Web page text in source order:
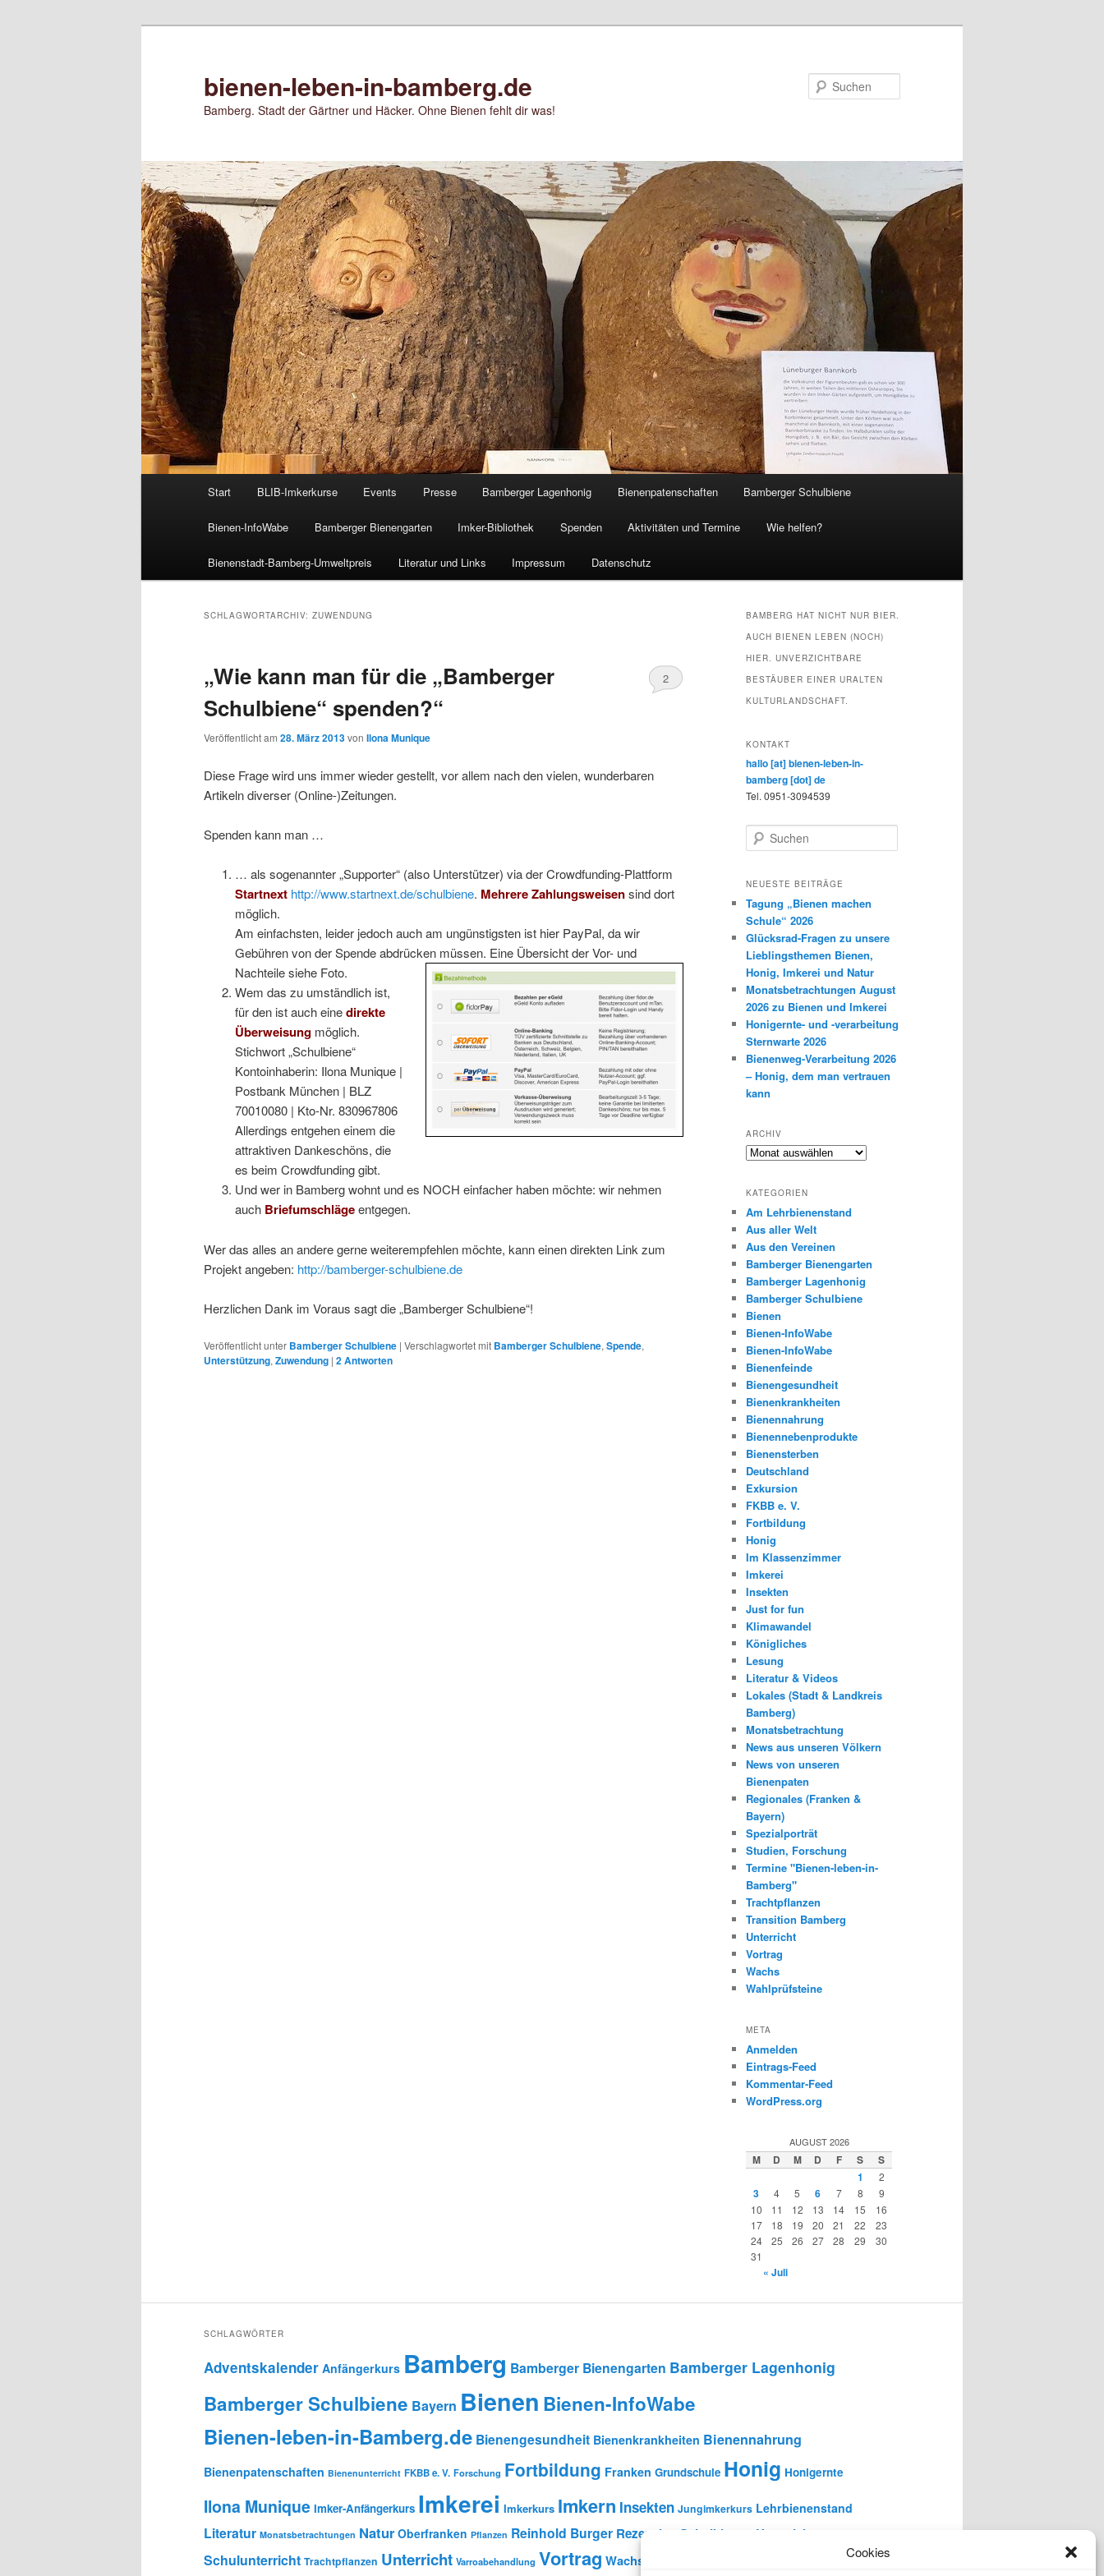
Cookies
bienen-leben-in-bamberg.de
Bamberg. Stadt der Gärtner und Häcker. Ohne Bienen fehlt dir was!
Start BLIB-Imkerkurse Events Presse Bamberger Lagenhonig Bienenpatenschaften Bamberger Schulbiene
Bienen-InfoWabe Bamberger Bienengarten Imker-Bibliothek Spenden Aktivitäten und Termine Wie helfen?
Bienenstadt-Bamberg-Umweltpreis Literatur und Links Impressum Datenschutz
SCHLAGWORTARCHIV: ZUWENDUNG
„Wie kann man für die „Bamberger
Schulbiene“ spenden?“
Veröffentlicht am 28. März 2013von Ilona Munique
2
Diese Frage wird uns immer wieder gestellt, vor allem nach den vielen, wunderbaren
Artikeln diverser (Online-)Zeitungen.
Spenden kann man …
… als sogenannter „Supporter“ (also Unterstützer) via der Crowdfunding-Plattform
Startnext http://www.startnext.de/schulbiene. Mehrere Zahlungsweisensind dort
möglich.
Am einfachsten, leider jedoch auch am ungünstigsten ist hier PayPal, da wir
Gebühren von der Spende abdrücken müssen. Eine Übersicht der Vor- und
Nachteile siehe Foto.
Wem das zu umständlich ist,
für den ist auch einedirekte
Überweisungmöglich.
Stichwort „Schulbiene“
Kontoinhaberin: Ilona Munique |
Postbank München | BLZ
70010080 | Kto-Nr. 830967806
Allerdings entgehen einem die
attraktiven Dankeschöns, die
es beim Crowdfunding gibt.
Und wer in Bamberg wohnt und es NOCH einfacher haben möchte: wir nehmen
auchBriefumschlägeentgegen.
Wer das alles an andere gerne weiterempfehlen möchte, kann einen direkten Link zum
Projekt angeben: http://bamberger-schulbiene.de
Herzlichen Dank im Voraus sagt die „Bamberger Schulbiene“!
Veröffentlicht unter Bamberger Schulbiene | Verschlagwortet mit Bamberger Schulbiene,Spende,
Unterstützung,Zuwendung | 2Antworten
BAMBERG HAT NICHT NUR BIER.
AUCH BIENEN LEBEN (NOCH)
HIER. UNVERZICHTBARE
BESTÄUBER EINER URALTEN
KULTURLANDSCHAFT.
KONTAKT
hallo [at] bienen-leben-in-
bamberg [dot] de
Tel. 0951-3094539
u
h
n
NEUESTE BEITRÄGE
Tagung „Bienen machen
Schule“ 2026
Glücksrad-Fragen zu unsere
Lieblingsthemen Bienen,
Honig, Imkerei und Natur
Monatsbetrachtungen August
2026 zu Bienen und Imkerei
Honigernte- und -verarbeitung
Sternwarte 2026
Bienenweg-Verarbeitung 2026
– Honig, dem man vertrauen
kann
ARCHIV
Archiv
KATEGORIEN
Am Lehrbienenstand
Aus aller Welt
Aus den Vereinen
Bamberger Bienengarten
Bamberger Lagenhonig
Bamberger Schulbiene
Bienen
Bienen-InfoWabe
Bienen-InfoWabe
Bienenfeinde
Bienengesundheit
Bienenkrankheiten
Bienennahrung
Bienennebenprodukte
Bienensterben
Deutschland
Exkursion
FKBB e. V.
Fortbildung
Honig
Im Klassenzimmer
Imkerei
Insekten
Just for fun
Klimawandel
Königliches
Lesung
Literatur & Videos
Lokales (Stadt & Landkreis
Bamberg)
Monatsbetrachtung
News aus unseren Völkern
News von unseren
Bienenpaten
Regionales (Franken &
Bayern)
Spezialporträt
Studien, Forschung
Termine "Bienen-leben-in-
Bamberg"
Trachtpflanzen
Transition Bamberg
Unterricht
Vortrag
Wachs
Wahlprüfsteine
META
Anmelden
Eintrags-Feed
Kommentar-Feed
WordPress.org
AUGUST 2026
M D M D F S
S
1
2
3 4 5 6 7 8
9
10
11 12 13 14 15
16
17
18 19 20 21 22
23
24
25 26 27 28 29
30
31
« Juli
SCHLAGWÖRTER
Adventskalender Anfängerkurs Bamberg Bamberger Bienengarten Bamberger Lagenhonig
Bamberger Schulbiene Bayern Bienen Bienen-InfoWabe
Bienen-leben-in-Bamberg.de Bienengesundheit Bienenkrankheiten Bienennahrung
Bienenpatenschaften Bienenunterricht FKBB e. V. Forschung Fortbildung Franken Grundschule Honig Honigernte
Ilona Munique Imker-Anfängerkurs Imkerei Imkerkurs Imkern Insekten Jungimkerkurs Lehrbienenstand
Literatur Monatsbetrachtungen Natur Oberfranken Pflanzen Reinhold Burger Rezension Schulbienen-Unterricht
Schulunterricht Trachtpflanzen Unterricht Varroabehandlung Vortrag Wachs